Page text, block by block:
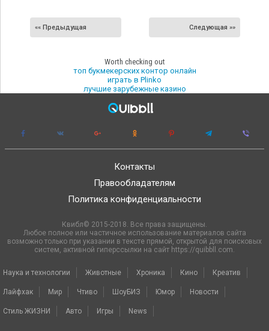
«« Предыдущая Следующая »»
Worth checking out
топ букмекерских контор онлайн
играть в Plinko
лучшие зарубежные казино
Контакты
Правообладателям
Политика конфиденциальности
Квибл© 2015-2018. Все права защищены.
Любое полное или частичное использование материалов сайта
возможно только при указании в тексте прямой, открытой для поисковых
систем, активной гиперссылки на сайт https://quibbll.com.
Наука и технологии Животные Хроника Кино Креатив
Лайфхак Мир Чтиво ШоуБИЗ Юмор Новости
Стиль ЖИЗНИ Авто Игры News